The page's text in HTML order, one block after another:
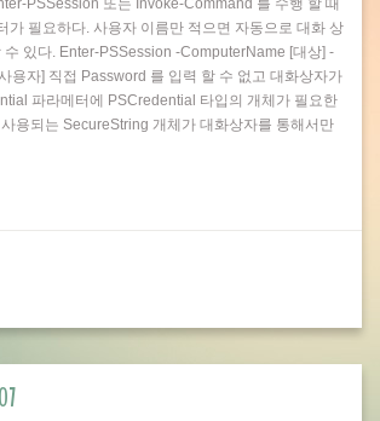
PSSession 또는 Invoke-Command 를 수행 할 때
가 필요하다. 사용자 이름만 적으면 자동으로 대화 상
수 있다. Enter-PSSession -ComputerName [대상] -
용자] 직접 Password 를 입력 할 수 없고 대화상자가
파라메터에 PSCredential 타입의 개체가 필요한
용되는 SecureString 개체가 대화상자를 통해서만